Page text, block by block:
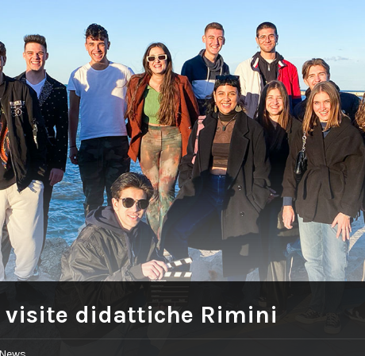
visite didattiche Rimini